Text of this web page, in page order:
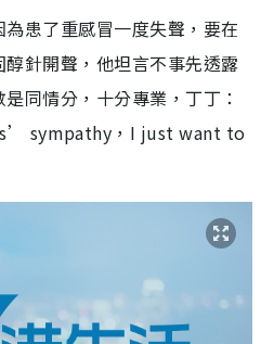
患了重感冒一度失聲，要在
針開聲，他坦言不事先透露
同情分，十分專業，丁丁：
sympathy，I just want to